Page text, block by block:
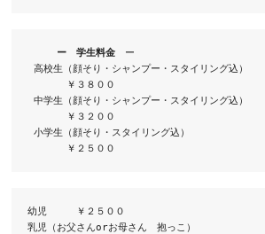
ー 学生料金 ー
高校生（顔そり・シャンプー・スタイリング込）
￥３８００
中学生（顔そり・シャンプー・スタイリング込）
￥３２００
小学生（顔そり・スタイリング込）
￥２５００
幼児　　　￥２５００
乳児（お父さんorお母さん　抱っこ）